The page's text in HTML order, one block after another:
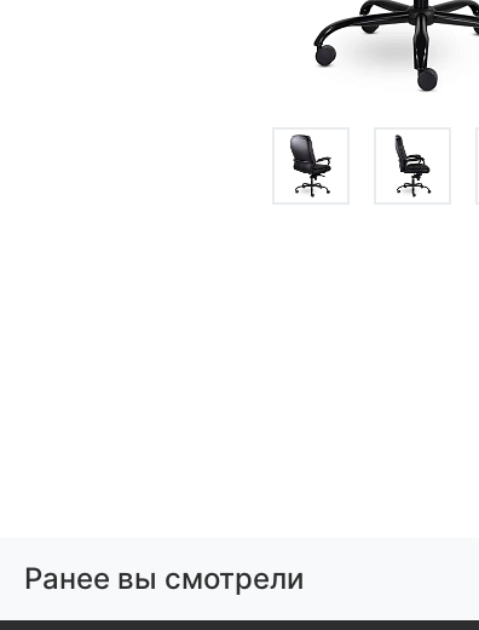
Ранее вы смотрели